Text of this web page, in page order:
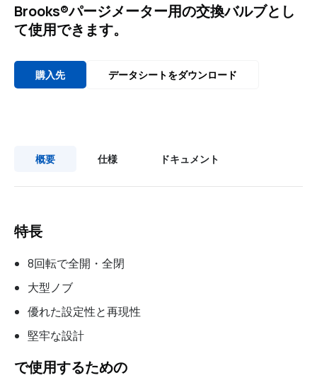
Brooks®パージメーター用の交換バルブとし
て使用できます。
購入先 データシートをダウンロード
概要 仕様 ドキュメント
特長
8回転で全開・全閉
大型ノブ
優れた設定性と再現性
堅牢な設計
で使用するための